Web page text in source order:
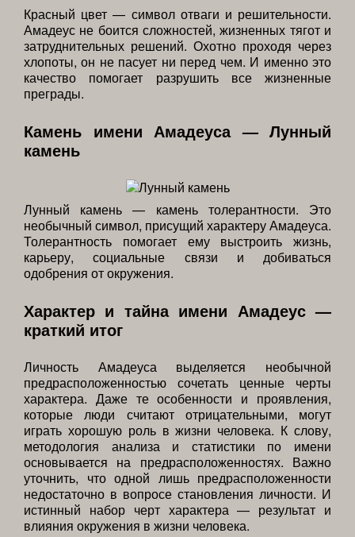
Красный цвет — символ отваги и решительности.
Амадеус не боится сложностей, жизненных тягот и
затруднительных решений. Охотно проходя через
хлопоты, он не пасует ни перед чем. И именно это
качество помогает разрушить все жизненные
преграды.
Камень имени Амадеуса — Лунный
камень
Лунный камень — камень толерантности. Это
необычный символ, присущий характеру Амадеуса.
Толерантность помогает ему выстроить жизнь,
карьеру, социальные связи и добиваться
одобрения от окружения.
Характер и тайна имени Амадеус —
краткий итог
Личность Амадеуса выделяется необычной
предрасположенностью сочетать ценные черты
характера. Даже те особенности и проявления,
которые люди считают отрицательными, могут
играть хорошую роль в жизни человека. К слову,
методология анализа и статистики по имени
основывается на предрасположенностях. Важно
уточнить, что одной лишь предрасположенности
недостаточно в вопросе становления личности. И
истинный набор черт характера — результат и
влияния окружения в жизни человека.